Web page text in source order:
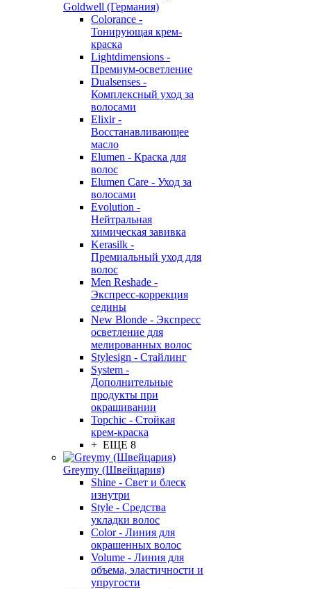
Goldwell (Германия)
Colorance -
Тонирующая крем-
краска
Lightdimensions -
Премиум-осветление
Dualsenses -
Комплексный уход за
волосами
Elixir -
Восстанавливающее
масло
Elumen - Краска для
волос
Elumen Care - Уход за
волосами
Evolution -
Нейтральная
химическая завивка
Kerasilk -
Премиальный уход для
волос
Men Reshade -
Экспресс-коррекция
седины
New Blonde - Экспресс
осветление для
мелированных волос
Stylesign - Стайлинг
System -
Дополнительные
продукты при
окрашивании
Topchic - Стойкая
крем-краска
+ ЕЩЕ 8
Greymy (Швейцария)
Shine - Свет и блеск
изнутри
Style - Средства
укладки волос
Color - Линия для
окрашенных волос
Volume - Линия для
объема, эластичности и
упругости